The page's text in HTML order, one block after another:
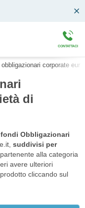
CONTATTACI
corporate eur
di
Obbligazionari
suddivisi per
alla categoria
avere ulteriori
cliccando sul